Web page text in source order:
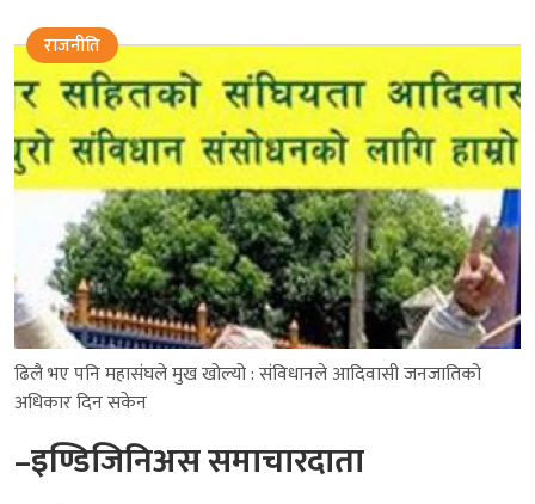
राजनीति
ढिलै भए पनि महासंघले मुख खोल्यो : संविधानले आदिवासी जनजातिको
अधिकार दिन सकेन
–इण्डिजिनिअस समाचारदाता